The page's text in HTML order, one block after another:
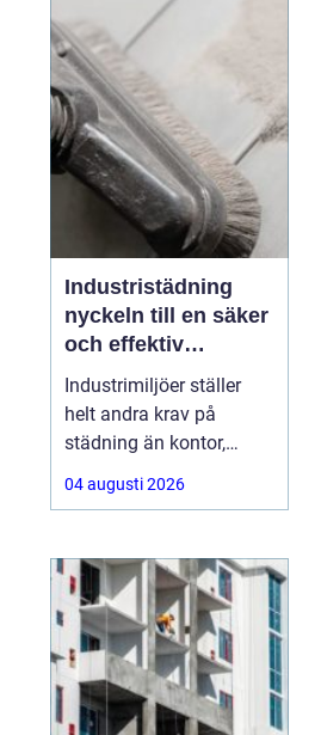
långsiktiga relationer
som mål. När företag ...
Industristädning
nyckeln till en säker
och effektiv
arbetsplats
Industrimiljöer ställer
helt andra krav på
städning än kontor,
butiker eller hem. Tunga
maskiner,
kemikalier, damm och
spill gör att renhållning
blir en fråga om både
säkerhet, kvalitet och
ekonomi. Genomtänkt
och professionell
04 augusti 2026